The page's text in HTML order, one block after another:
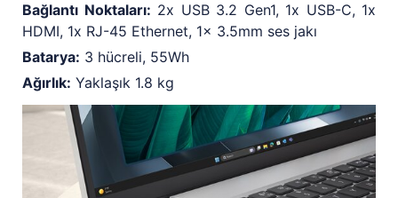
Bağlantı Noktaları: 2x USB 3.2 Gen1, 1x USB-C, 1x
HDMI, 1x RJ-45 Ethernet, 1x 3.5mm ses jakı
Batarya: 3 hücreli, 55Wh
Ağırlık: Yaklaşık 1.8 kg